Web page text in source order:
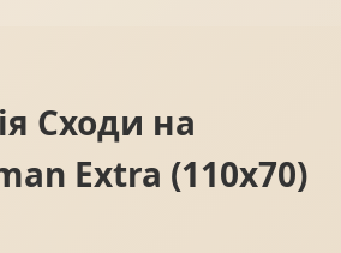
Сходи на
Extra (110x70)